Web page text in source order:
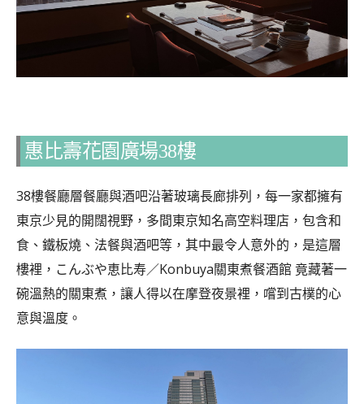
惠比壽花園廣場38樓
38樓餐廳層餐廳與酒吧沿著玻璃長廊排列，每一家都擁有
東京少見的開闊視野，多間東京知名高空料理店，包含和
食、鐵板燒、法餐與酒吧等，其中最令人意外的，是這層
樓裡，こんぶや恵比寿／Konbuya關東煮餐酒館 竟藏著一
碗溫熱的關東煮，讓人得以在摩登夜景裡，嚐到古樸的心
意與溫度。